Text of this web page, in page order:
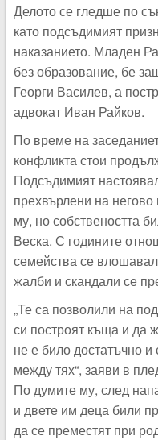
Делото се гледше по
като подсъдимият
наказанието. Младен
без образование, бе
Георги Василев, а
адвокат Иван Райков.
По време на
конфликта стои
Подсъдимият
прехвърлени на
му, но собствеността
Веска. С годините
семейства се
жалби и скандали се
„Те са позволили на
си построят къща и да
не е било достатъчно
между тях“, заяви в
По думите му, след
и двете им деца били
да се преместят при